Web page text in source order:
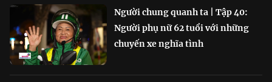
Người chung quanh ta | Tập 40:
Người phụ nữ 62 tuổi với những
chuyến xe nghĩa tình